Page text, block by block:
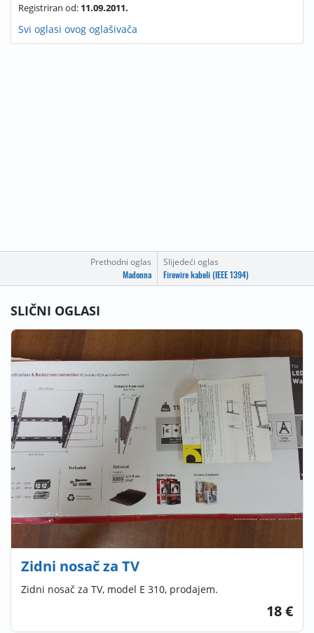
Prethodni oglas
Madonna
Slijedeći oglas
Firewire kabeli (IEEE 1394)
Registriran od: 11.09.2011.
Svi oglasi ovog oglašivača
SLIČNI OGLASI
Zidni nosač za TV
Zidni nosač za TV, model E 310, prodajem.
18 €